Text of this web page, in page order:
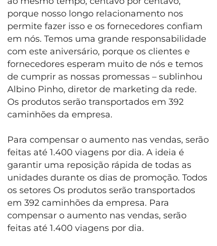
porque nosso longo relacionamento nos
permite fazer isso e os fornecedores confiam
em nós. Temos uma grande responsabilidade
com este aniversário, porque os clientes e
fornecedores esperam muito de nós e temos
de cumprir as nossas promessas – sublinhou
Albino Pinho, diretor de marketing da rede.
Os produtos serão transportados em 392
caminhões da empresa.
Para compensar o aumento nas vendas, serão
feitas até 1.400 viagens por dia. A ideia é
garantir uma reposição rápida de todas as
unidades durante os dias de promoção. Todos
os setores Os produtos serão transportados
em 392 caminhões da empresa. Para
compensar o aumento nas vendas, serão
feitas até 1.400 viagens por dia.